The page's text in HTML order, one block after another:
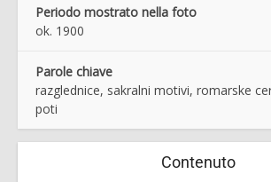
Periodo mostrato nella foto
ok. 1900
Parole chiave
razglednice, sakralni motivi, romarske
poti
Contenuto